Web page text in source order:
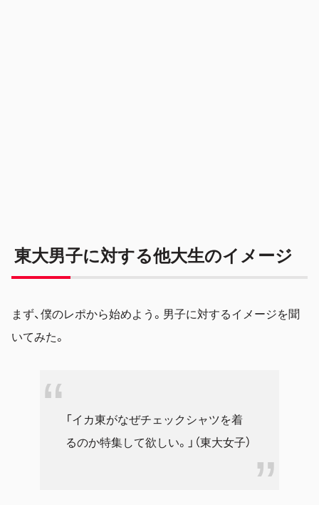
東大男子に対する他大生のイメージ
まず、僕のレポから始めよう。男子に対するイメージを聞
いてみた。
「イカ東がなぜチェックシャツを着
るのか特集して欲しい。」（東大女子）